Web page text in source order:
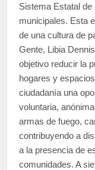
Sistema Estatal de
municipales. Esta
de una cultura de
Gente, Libia
objetivo reducir la
hogares y
ciudadanía una
voluntaria,
armas de fuego,
contribuyendo a
a la presencia de
comunidades. A